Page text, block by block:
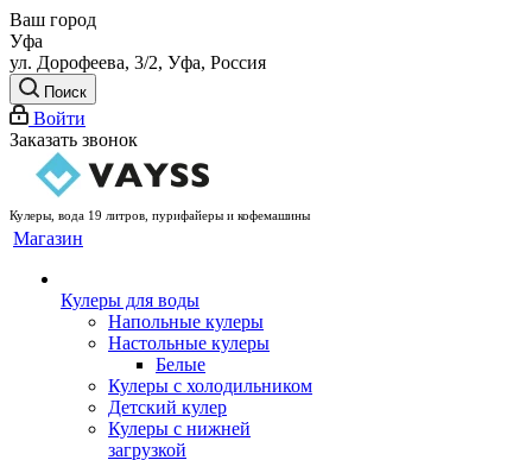
Ваш город
Уфа
ул. Дорофеева, 3/2, Уфа, Россия
Поиск
Войти
Заказать звонок
Кулеры, вода 19 литров, пурифайеры и кофемашины
Магазин
Кулеры для воды
Напольные кулеры
Настольные кулеры
Белые
Кулеры с холодильником
Детский кулер
Кулеры с нижней
загрузкой